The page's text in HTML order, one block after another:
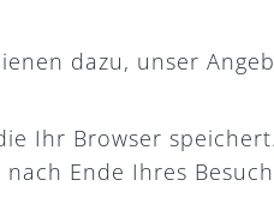
dazu, unser
Ihr Browser
Ende Ihres